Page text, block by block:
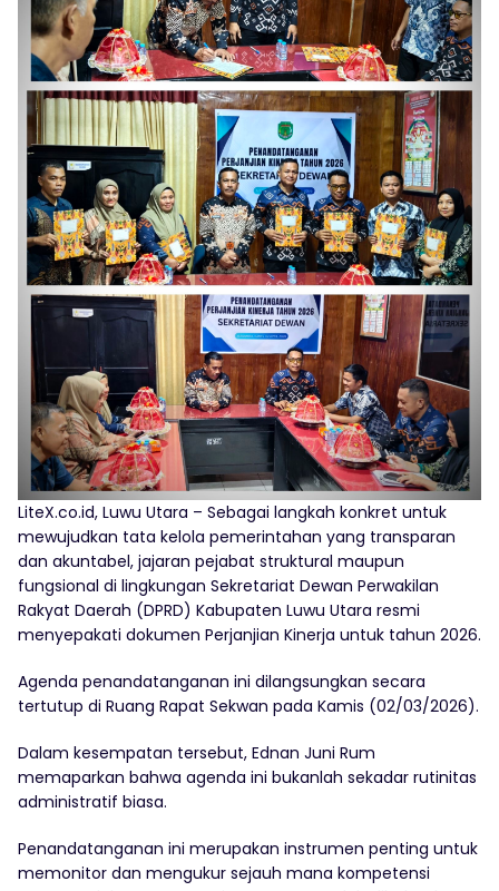
LiteX.co.id, Luwu Utara – Sebagai langkah konkret untuk
mewujudkan tata kelola pemerintahan yang transparan
dan akuntabel, jajaran pejabat struktural maupun
fungsional di lingkungan Sekretariat Dewan Perwakilan
Rakyat Daerah (DPRD) Kabupaten Luwu Utara resmi
menyepakati dokumen Perjanjian Kinerja untuk tahun 2026.
Agenda penandatanganan ini dilangsungkan secara
tertutup di Ruang Rapat Sekwan pada Kamis (02/03/2026).
Dalam kesempatan tersebut, Ednan Juni Rum
memaparkan bahwa agenda ini bukanlah sekadar rutinitas
administratif biasa.
Penandatanganan ini merupakan instrumen penting untuk
memonitor dan mengukur sejauh mana kompetensi